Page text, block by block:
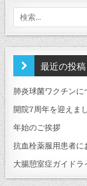
ビ
ゲ
ー
シ
ョ
ン
索:
最近の投稿
肺炎球菌ワクチンに
開院7周年を迎えま
年始のご挨拶
抗血栓薬服用患者
大腸憩室症ガイドラ